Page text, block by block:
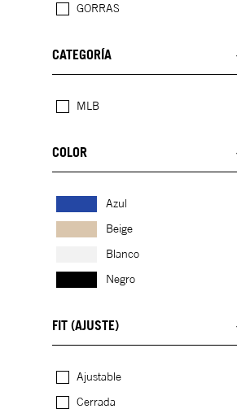
GORRAS
CATEGORÍA
MLB
COLOR
Azul
Beige
Blanco
Negro
FIT (AJUSTE)
Ajustable
Cerrada